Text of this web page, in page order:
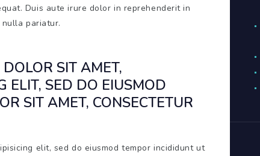
Duis aute irure dolor in reprehenderit in
pariatur.
SIT AMET,
ELIT, SED DO EIUSMOD
SIT AMET, CONSECTETUR
elit, sed do eiusmod tempor incididunt ut